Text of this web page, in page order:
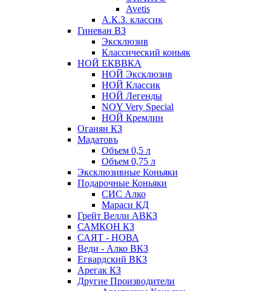
Avetis
А.К.З. классик
Гиневан ВЗ
Эксклюзив
Классический коньяк
НОЙ ЕКВВКА
НОЙ Эксклюзив
НОЙ Классик
НОЙ Легенды
NOY Very Speсial
НОЙ Кремлин
Оганян КЗ
Мадатовъ
Объем 0,5 л
Объем 0,75 л
Эксклюзивные Коньяки
Подарочные Коньяки
СИС Алко
Мараси КД
Грейт Велли АВКЗ
САМКОН КЗ
САЯТ - НОВА
Веди - Алко ВКЗ
Егвардский ВКЗ
Арегак КЗ
Другие Производители